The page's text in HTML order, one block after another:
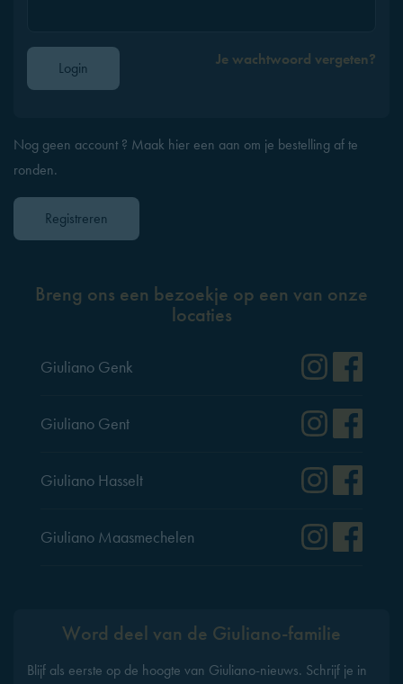
Login Je wachtwoord vergeten?
Nog geen account ? Maak hier een aan om je bestelling af te
ronden.
Registreren
Breng ons een bezoekje op een van onze
locaties
Giuliano Genk
Giuliano Gent
Giuliano Hasselt
Giuliano Maasmechelen
Word deel van de Giuliano-familie
Blijf als eerste op de hoogte van Giuliano-nieuws. Schrijf je in